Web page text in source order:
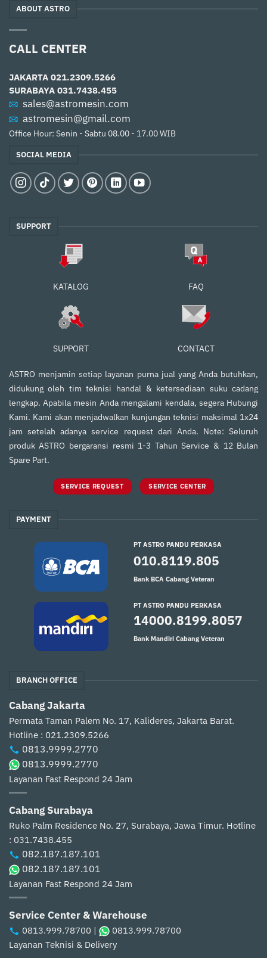
ABOUT ASTRO
CALL CENTER
JAKARTA 021.2309.5266
SURABAYA 031.7438.455
sales@astromesin.com
astromesin@gmail.com
Office Hour: Senin - Sabtu 08.00 - 17.00 WIB
SOCIAL MEDIA
SUPPORT
KATALOG FAQ
SUPPORT CONTACT
ASTRO menjamin setiap layanan purna jual yang Anda butuhkan,
didukung oleh tim teknisi handal & ketersediaan suku cadang
lengkap. Apabila mesin Anda mengalami kendala, segera Hubungi
Kami. Kami akan menjadwalkan kunjungan teknisi maksimal 1x24
jam setelah adanya service request dari Anda. Note: Seluruh
produk ASTRO bergaransi resmi 1-3 Tahun Service & 12 Bulan
Spare Part.
SERVICE REQUEST SERVICE CENTER
PAYMENT
PT ASTRO PANDU PERKASA
010.8119.805
Bank BCA Cabang Veteran
PT ASTRO PANDU PERKASA
14000.8199.8057
Bank Mandiri Cabang Veteran
BRANCH OFFICE
Cabang Jakarta
Permata Taman Palem No. 17, Kalideres, Jakarta Barat.
Hotline : 021.2309.5266
0813.9999.2770
0813.9999.2770
Layanan Fast Respond 24 Jam
Cabang Surabaya
Ruko Palm Residence No. 27, Surabaya, Jawa Timur. Hotline
: 031.7438.455
082.187.187.101
082.187.187.101
Layanan Fast Respond 24 Jam
Service Center & Warehouse
0813.999.78700 | 0813.999.78700
Layanan Teknisi & Delivery